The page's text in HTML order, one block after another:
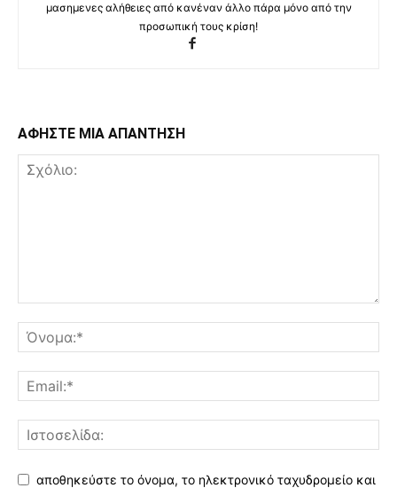
μασημενες αλήθειες από κανέναν άλλο πάρα μόνο από την
προσωπική τους κρίση!
ΑΦΗΣΤΕ ΜΙΑ ΑΠΑΝΤΗΣΗ
αποθηκεύστε το όνομα, το ηλεκτρονικό ταχυδρομείο και